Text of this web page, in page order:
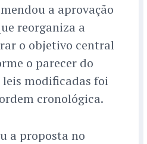
a aprovação
reorganiza a
o objetivo central
o parecer do
modificadas foi
cronológica.
a proposta no